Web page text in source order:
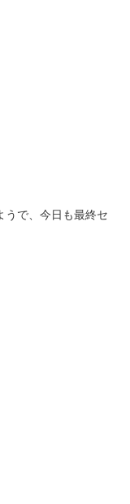
うで、今日も最終セ